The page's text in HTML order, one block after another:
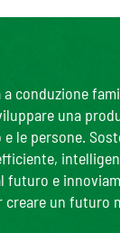
a conduzione
una
le persone.
futuro e
creare un futuro